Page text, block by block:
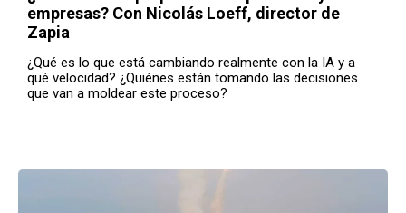
empresas? Con Nicolás Loeff, director de
Zapia
¿Qué es lo que está cambiando realmente con la IA y a
qué velocidad? ¿Quiénes están tomando las decisiones
que van a moldear este proceso?